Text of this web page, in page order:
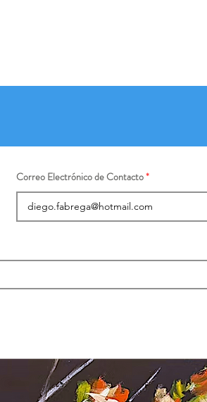
Correo Electrónico de Contacto